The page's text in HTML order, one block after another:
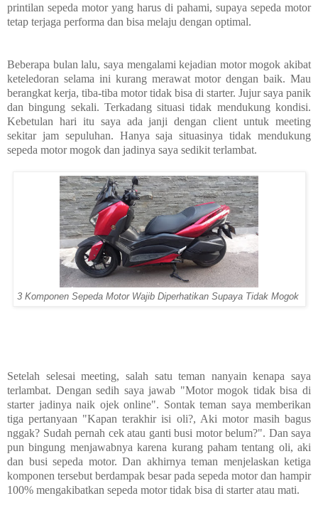
printilan sepeda motor yang harus di pahami, supaya sepeda motor
tetap terjaga performa dan bisa melaju dengan optimal.
Beberapa bulan lalu, saya mengalami kejadian motor mogok akibat
keteledoran selama ini kurang merawat motor dengan baik. Mau
berangkat kerja, tiba-tiba motor tidak bisa di starter. Jujur saya panik
dan bingung sekali. Terkadang situasi tidak mendukung kondisi.
Kebetulan hari itu saya ada janji dengan client untuk meeting
sekitar jam sepuluhan. Hanya saja situasinya tidak mendukung
sepeda motor mogok dan jadinya saya sedikit terlambat.
3 Komponen Sepeda Motor Wajib Diperhatikan Supaya Tidak Mogok
Setelah selesai meeting, salah satu teman nanyain kenapa saya
terlambat. Dengan sedih saya jawab "Motor mogok tidak bisa di
starter jadinya naik ojek online". Sontak teman saya memberikan
tiga pertanyaan "Kapan terakhir isi oli?, Aki motor masih bagus
nggak? Sudah pernah cek atau ganti busi motor belum?". Dan saya
pun bingung menjawabnya karena kurang paham tentang oli, aki
dan busi sepeda motor. Dan akhirnya teman menjelaskan ketiga
komponen tersebut berdampak besar pada sepeda motor dan hampir
100% mengakibatkan sepeda motor tidak bisa di starter atau mati.